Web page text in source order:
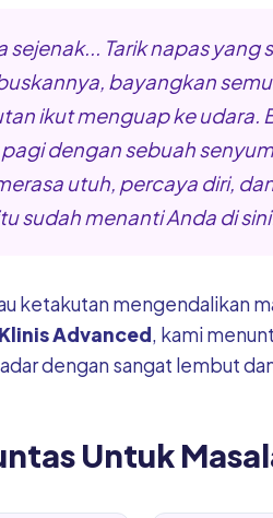
sejenak... Tarik napas yang
bayangkan
ikut menguap ke udara.
dengan sebuah
utuh, percaya diri,
sudah menanti Anda di
ketakutan mengendalikan
Advanced, kami
dengan sangat lembut
Untuk